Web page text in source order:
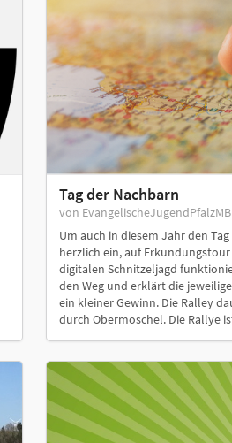
Tag der Nachbarn
von
Um auch in diesem Jahr den
herzlich ein, auf
digitalen Schnitzeljagd
den Weg und erklärt die
ein kleiner Gewinn. Die Ralley
durch Obermoschel. Die Rallye